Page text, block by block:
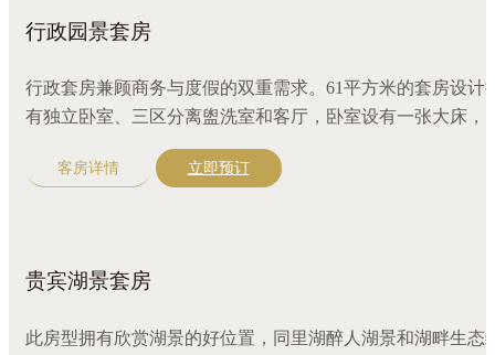
行政园景套房
行政套房兼顾商务与度假的双重需求。61平方米的套房设计
有独立卧室、三区分离盥洗室和客厅，卧室设有一张大床，
外享有绿意景致，令人心旷神怡。配有超大圆形沙发、咖啡
机，江南精选好茶，更有全套奢华沐浴精品。
客房详情 立即预订
贵宾湖景套房
此房型拥有欣赏湖景的好位置，同里湖醉人湖景和湖畔生态